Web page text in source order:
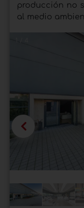
producción no
al medio